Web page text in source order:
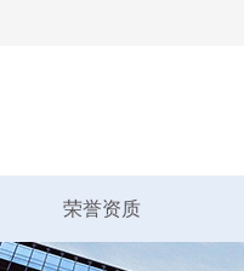
荣誉资质